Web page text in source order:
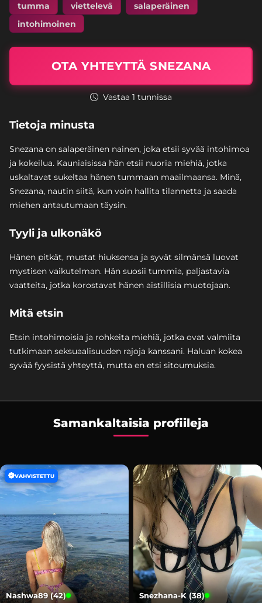
tumma viettelevä
salaperäinen
intohimoinen
OTA YHTEYTTÄ SNEZANA
Vastaa 1 tunnissa
Tietoja minusta
Snezana on salaperäinen nainen, joka etsii syvää intohimoa
ja kokeilua. Kauniaisissa hän etsii nuoria miehiä, jotka
uskaltavat sukeltaa hänen tummaan maailmaansa. Minä,
Snezana, nautin siitä, kun voin hallita tilannetta ja saada
miehen antautumaan täysin.
Tyyli ja ulkonäkö
Hänen pitkät, mustat hiuksensa ja syvät silmänsä luovat
mystisen vaikutelman. Hän suosii tummia, paljastavia
vaatteita, jotka korostavat hänen aistillisia muotojaan.
Mitä etsin
Etsin intohimoisia ja rohkeita miehiä, jotka ovat valmiita
tutkimaan seksuaalisuuden rajoja kanssani. Haluan kokea
syvää fyysistä yhteyttä, mutta en etsi sitoumuksia.
Samankaltaisia profiileja
VAHVISTETTU
Nashwa89 (42) Snezhana-K (38)